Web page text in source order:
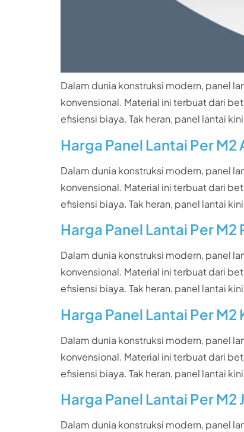
Dalam dunia konstruksi modern, panel
konvensional. Material ini terbuat dari
efisiensi biaya. Tak heran, panel lantai
Harga Panel Lantai Per M2
Dalam dunia konstruksi modern, panel
konvensional. Material ini terbuat dari
efisiensi biaya. Tak heran, panel lantai
Harga Panel Lantai Per M2
Dalam dunia konstruksi modern, panel
konvensional. Material ini terbuat dari
efisiensi biaya. Tak heran, panel lantai
Harga Panel Lantai Per M2
Dalam dunia konstruksi modern, panel
konvensional. Material ini terbuat dari
efisiensi biaya. Tak heran, panel lantai
Harga Panel Lantai Per M2
Dalam dunia konstruksi modern, panel